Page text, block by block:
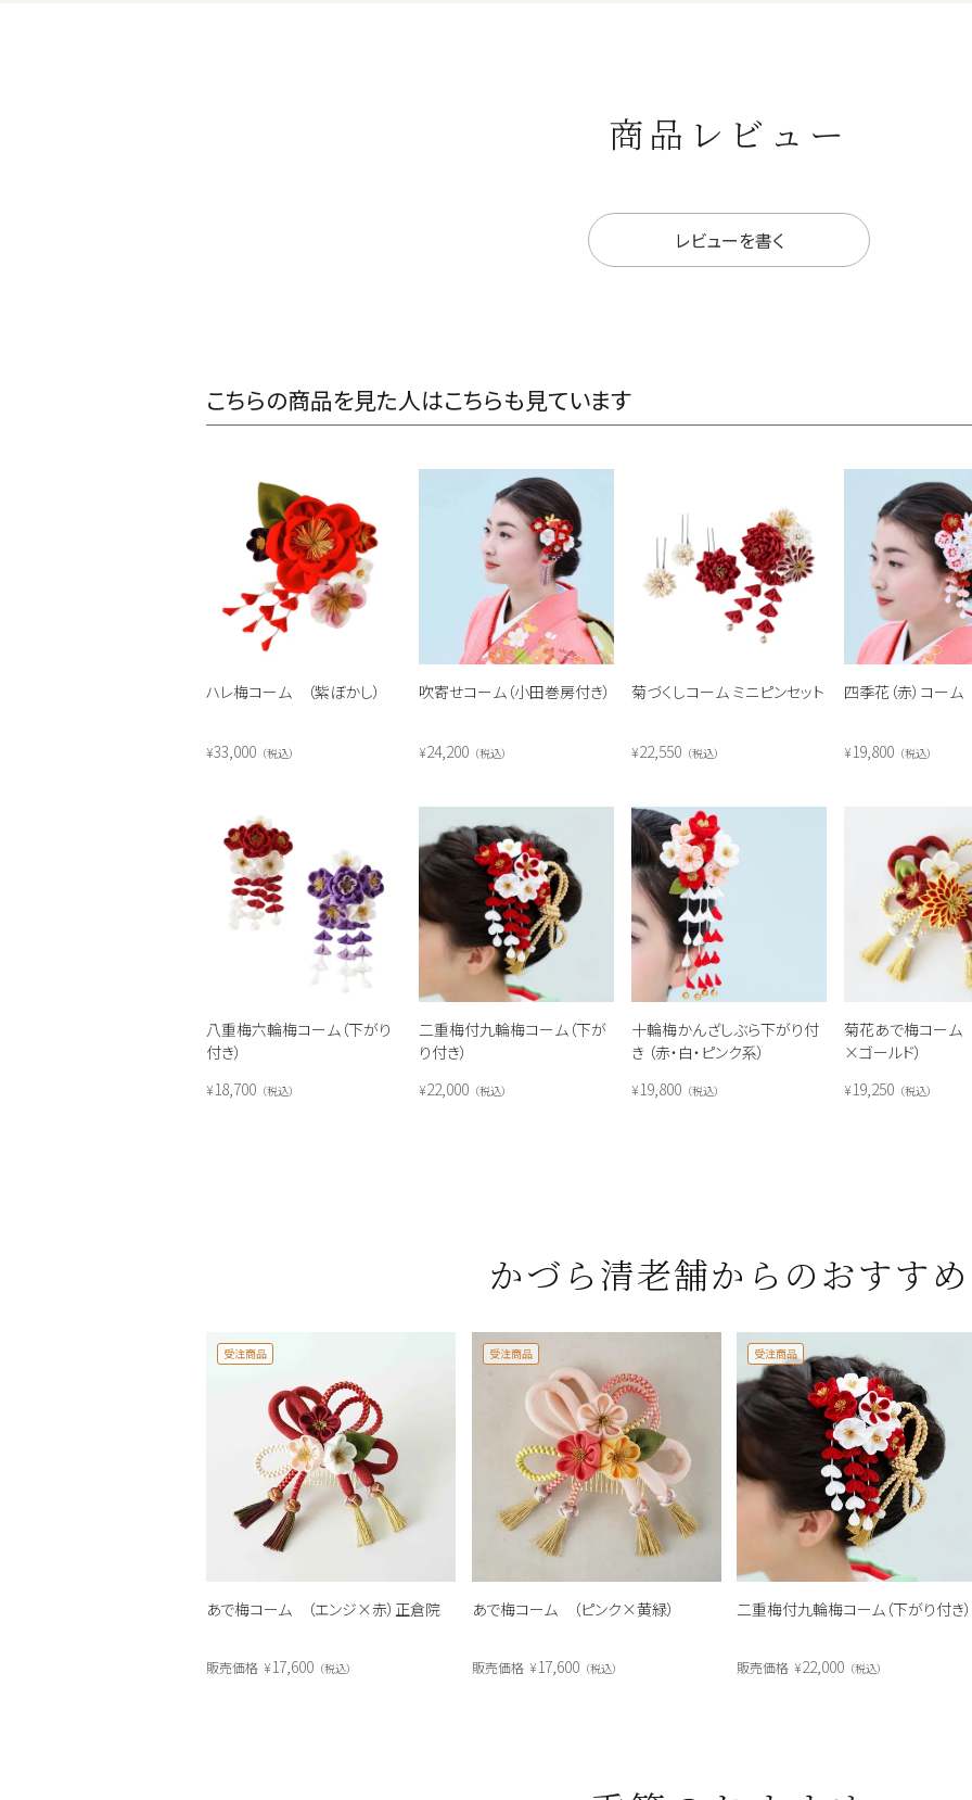
商品レビュー
レビューを書く
こちらの商品を見た人はこちらも見ています
ハレ梅コーム （紫ぼかし）
¥33,000 税込
吹寄せコーム（小田巻房付き）
¥24,200 税込
菊づくしコーム ミニピンセット
¥22,550 税込
四季花（赤）コーム
¥19,800 税込
八重梅六輪梅コーム（下がり
付き）
¥18,700 税込
二重梅付九輪梅コーム（下が
り付き）
¥22,000 税込
十輪梅かんざしぶら下がり付
き （赤・白・ピンク系）
¥19,800 税込
菊花あで梅コーム
×ゴールド）
¥19,250 税込
かづら清老舗からのおすすめ
あで梅コーム （エンジ×赤）正倉院
受注商品
販売価格 ¥17,600 税込
あで梅コーム （ピンク×黄緑）
受注商品
販売価格 ¥17,600 税込
二重梅付九輪梅コーム（下がり付き）
受注商品
販売価格 ¥22,000 税込